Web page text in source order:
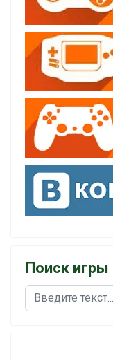
Поиск игры
Поиск